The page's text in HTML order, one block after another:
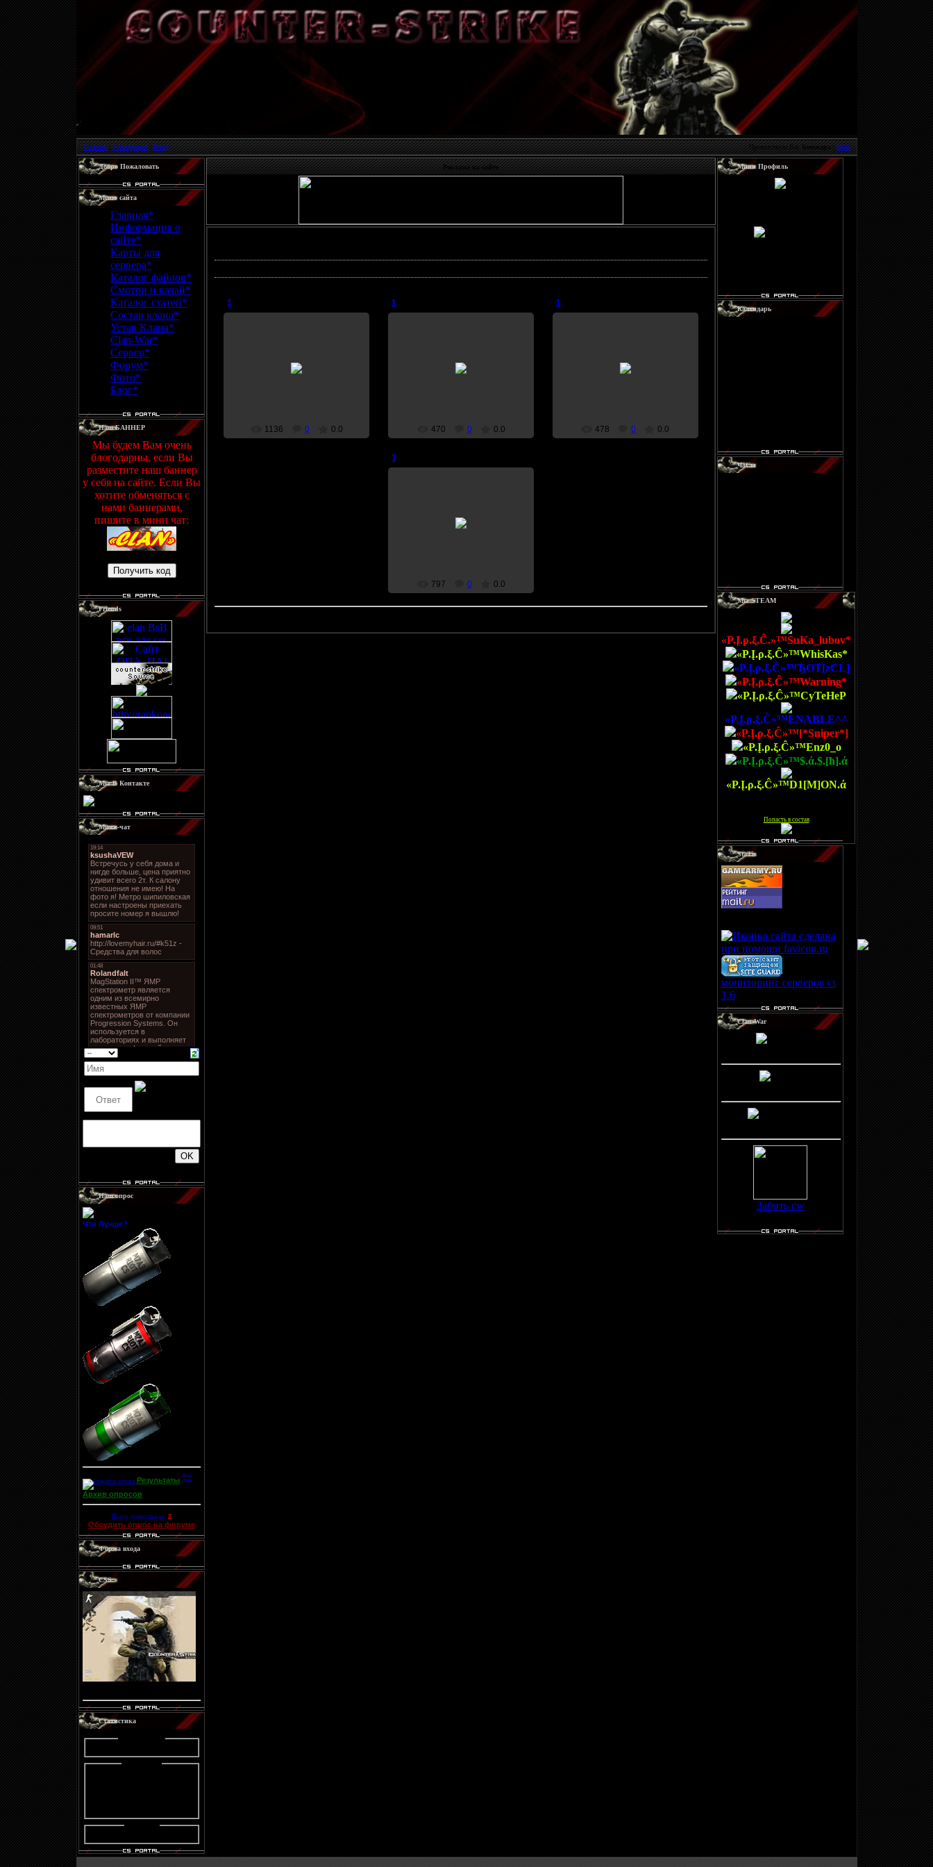
Главная|Регистрация|Вход Приветствую ВасБомжара|RSS
Добро Пожаловать
Меню сайта
Главная*
Информация о
сайте*
Карты для
сервера*
Каталог файлов*
Смотри и качай*
Каталог статей*
Состав клана*
Устав Клана*
Clan-War*
Сервер*
Форум*
Фото*
Блог*
Наш БАННЕР
Мы будем Вам очень
блогодарны, если Вы
разместите наш баннер
у себя на сайте. Если Вы
хотите обменяться с
нами баннерами,
пишите в мини чат:
Friends
Мы В Контакте
Мини-чат
Наш опрос
Что Лучше?
Результаты
Архив опросов
Всего голосовало: 2
Обсудить опрос на форуме
Форма входа
CSS
Статистика
Реклама на сайте
1
1136 0 0.0
1
470 0 0.0
1
478 0 0.0
1
797 0 0.0
Мини Профиль
Календарь
ЧаСы
Мы STEAM
«P.Į.ρ.ξ.Ĉ.»™SuKa_lubov*
«P.Į.ρ.ξ.Ĉ»™WhisKas*
«P.Į.ρ.ξ.Ĉ»™ЂOT[zCL]
«P.Į.ρ.ξ.Ĉ»™Warning*
«P.Į.ρ.ξ.Ĉ»™CyTeHeP
«P.Į.ρ.ξ.Ĉ»™ENABLE^^
«P.Į.ρ.ξ.Ĉ»™[*Sniper*]
«P.Į.ρ.ξ.Ĉ»™Enz0_o
«P.Į.ρ.ξ.Ĉ»™$.ά.$.[ħ].ά
«P.Į.ρ.ξ.Ĉ»™D1[M]ON.ά
Попасть в состав]
StaTis
мониторинг серверов cs
1.6
Clan-War
Забить cw